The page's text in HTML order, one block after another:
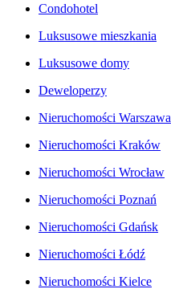
Condohotel
Luksusowe mieszkania
Luksusowe domy
Deweloperzy
Nieruchomości Warszawa
Nieruchomości Kraków
Nieruchomości Wrocław
Nieruchomości Poznań
Nieruchomości Gdańsk
Nieruchomości Łódź
Nieruchomości Kielce